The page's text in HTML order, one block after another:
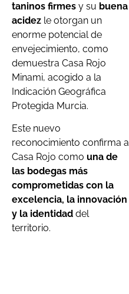
taninos firmes y su buena
acidez le otorgan un
enorme potencial de
envejecimiento, como
demuestra Casa Rojo
Minami, acogido a la
Indicación Geográfica
Protegida Murcia.
Este nuevo
reconocimiento confirma a
Casa Rojo como una de
las bodegas más
comprometidas con la
excelencia, la innovación
y la identidad del
territorio.